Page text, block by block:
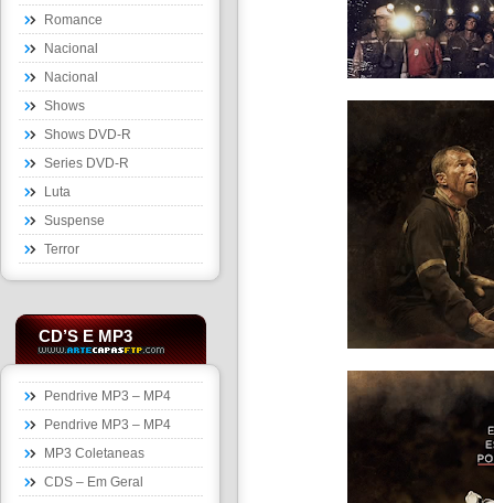
Romance
Nacional
Nacional
Shows
Shows DVD-R
Series DVD-R
Luta
Suspense
Terror
CD’S E MP3
Pendrive MP3 – MP4
Pendrive MP3 – MP4
MP3 Coletaneas
CDS – Em Geral